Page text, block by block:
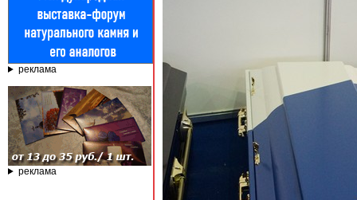
реклама
реклама